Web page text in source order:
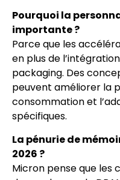
Pourquoi la
importante ?
Parce que les
en plus de
packaging. Des
peuvent améliorer la
consommation et
spécifiques.
La pénurie de
2026 ?
Micron pense que les